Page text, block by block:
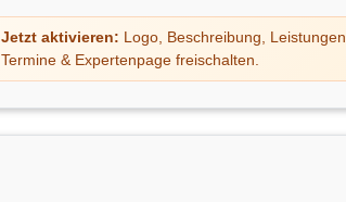
Jetzt aktivieren: Logo, Beschreibung, Leistungen,
Termine & Expertenpage freischalten.